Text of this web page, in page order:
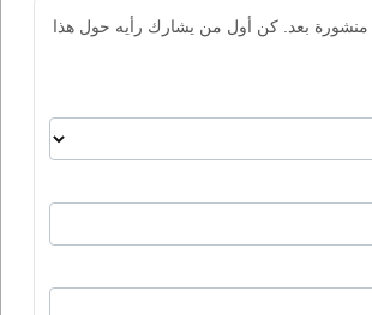
منشورة بعد. كن أول من يشارك رأيه حول هذا